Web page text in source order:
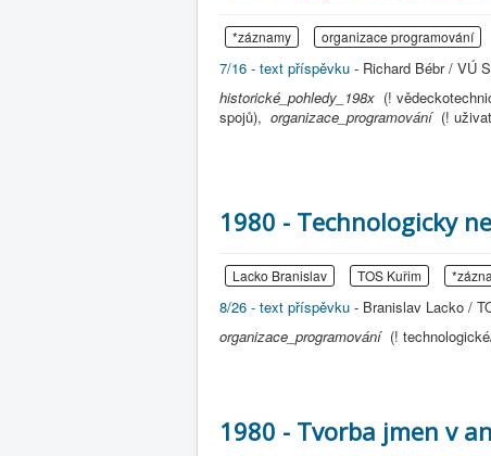
*záznamy organizace programování
7/16 - text příspěvku - Richard Bébr / VÚ
historické_pohledy_198x (!
spojů), organizace_programování (!
1980 - Technologicky
Lacko Branislav TOS Kuřim
8/26 - text příspěvku - Branislav Lacko /
organizace_programování (!
1980 - Tvorba jmen v